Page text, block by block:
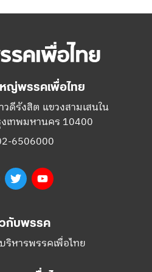
ญ่พรรคเพื่อไทย
ดีรังสิต แขวงสามเสนใน
เทพมหานคร 10400
6506000
FacebookTwitter
วกับพรรค
ริหารพรรคเพื่อไทย